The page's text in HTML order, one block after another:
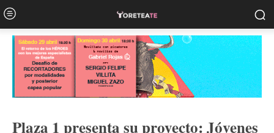
Plaza 1 presenta su proyecto: Jóvenes